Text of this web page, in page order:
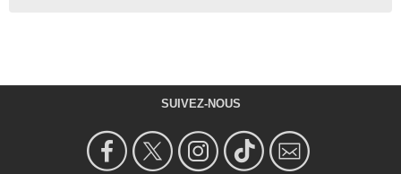
SUIVEZ-NOUS